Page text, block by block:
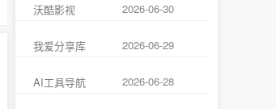
沃酷影视 2026-06-30
我爱分享库 2026-06-29
AI工具导航 2026-06-28